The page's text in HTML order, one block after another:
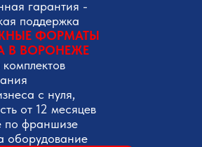
гарантия -
поддержка
ФОРМАТЫ
В ВОРОНЕЖЕ
с нуля,
от 12 месяцев
по франшизе
оборудование